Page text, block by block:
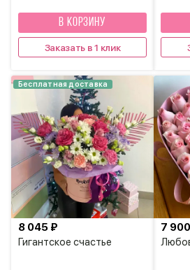
В КОРЗИНУ
Заказать в 1 клик
Бесплатная доставка
Гигантское счастье
8 045 ₽ 7